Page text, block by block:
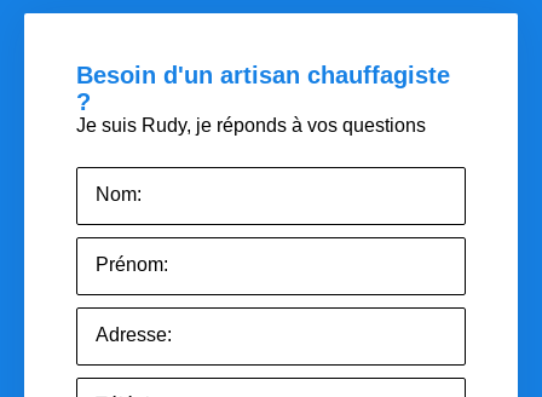
Besoin d'un artisan chauffagiste
?
Je suis Rudy, je réponds à vos questions